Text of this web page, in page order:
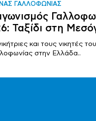
ΓΑΛΛΟΦΩΝΙΑΣ
Ταξίδι στη
και τους νικητές
στην Ελλάδα..